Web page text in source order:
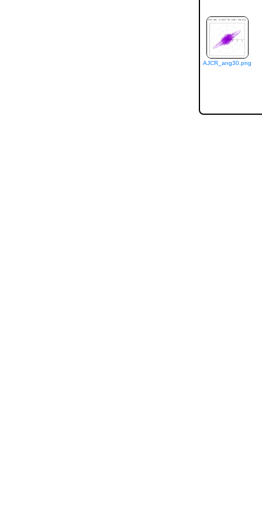
AJCR_ang30.png